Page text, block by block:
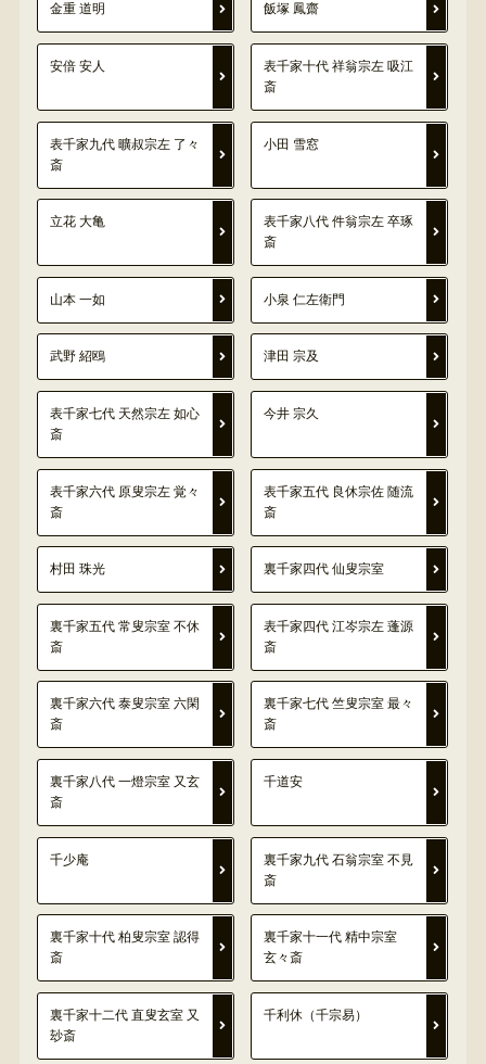
金重 道明 飯塚 鳳齋
安倍 安人
表千家十代 祥翁宗左 吸江
斎
表千家九代 曠叔宗左 了々
斎
小田 雪窓
立花 大亀
表千家八代 件翁宗左 卒琢
斎
山本 一如 小泉 仁左衛門
武野 紹鴎 津田 宗及
表千家七代 天然宗左 如心
斎
今井 宗久
表千家六代 原叟宗左 覚々
斎
表千家五代 良休宗佐 随流
斎
村田 珠光 裏千家四代 仙叟宗室
裏千家五代 常叟宗室 不休
斎
表千家四代 江岑宗左 蓬源
斎
裏千家六代 泰叟宗室 六閑
斎
裏千家七代 竺叟宗室 最々
斎
裏千家八代 一燈宗室 又玄
斎
千道安
千少庵
裏千家九代 石翁宗室 不見
斎
裏千家十代 柏叟宗室 認得
斎
裏千家十一代 精中宗室
玄々斎
裏千家十二代 直叟玄室 又
玅斎
千利休（千宗易）